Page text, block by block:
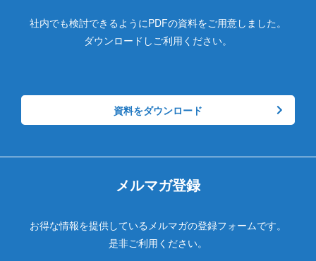
社内でも検討できるようにPDFの資料をご用意しました。
ダウンロードしご利用ください。
資料をダウンロード
メルマガ登録
お得な情報を提供しているメルマガの登録フォームです。
是非ご利用ください。